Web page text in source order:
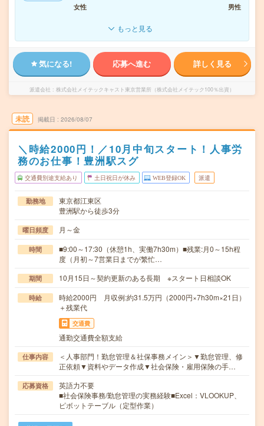
女性
男性
もっと見る
気になる! 応募へ進む 詳しく見る
派遣会社 株式会社メイテックキャスト東京営業所（株式会社メイテック100％出資）
未読 掲載日 2026/08/07
＼時給2000円！／10月中旬スタート！人事労
務のお仕事！豊洲駅スグ
交通費別途支給あり 土日祝日が休み WEB登録OK 派遣
勤務地
東京都江東区
豊洲駅から徒歩3分
曜日頻度 月～金
時間
■9:00～17:30（休憩1h、実働7h30m）■残業:月0～15h程
度（月初～7営業日までが繁忙…
期間 10月15日～契約更新のある長期 ※スタート日相談OK
時給
時給2000円 月収例:約31.5万円（2000円×7h30m×21日）
＋残業代
交通費
通勤交通費全額支給
仕事内容
＜人事部門！勤怠管理＆社保事務メイン＞▼勤怠管理、修
正依頼▼資料やデータ作成▼社会保険・雇用保険の手…
応募資格
英語力不要
■社会保険事務/勤怠管理の実務経験■Excel：VLOOKUP、
ピボットテーブル（定型作業）